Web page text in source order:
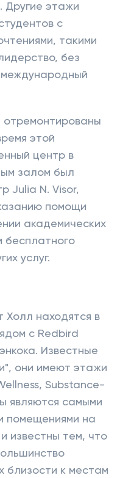
Другие этажи
с
такими
без
этой
центр в
залом был
Julia N. Visor,
помощи
академических
бесплатного
услуг.
Холл находятся в
с Redbird
Известные
они имеют этажи
Substance-
являются самыми
помещениями на
известны тем, что
близости к местам